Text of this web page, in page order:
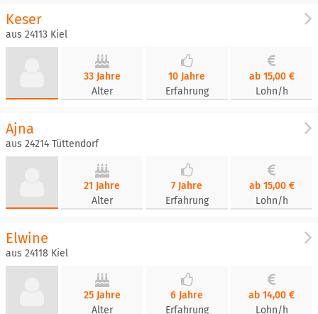
Keser
aus 24113 Kiel
33 Jahre
Alter
10 Jahre
Erfahrung
ab 15,00 €
Lohn/h
Ajna
aus 24214 Tüttendorf
21 Jahre
Alter
7 Jahre
Erfahrung
ab 15,00 €
Lohn/h
Elwine
aus 24118 Kiel
25 Jahre
Alter
6 Jahre
Erfahrung
ab 14,00 €
Lohn/h